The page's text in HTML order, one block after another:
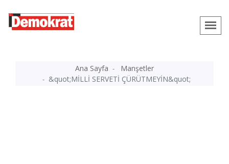
Ana Sayfa
Manşetler
&quot;MİLLİ SERVETİ ÇÜRÜTMEYİN&quot;